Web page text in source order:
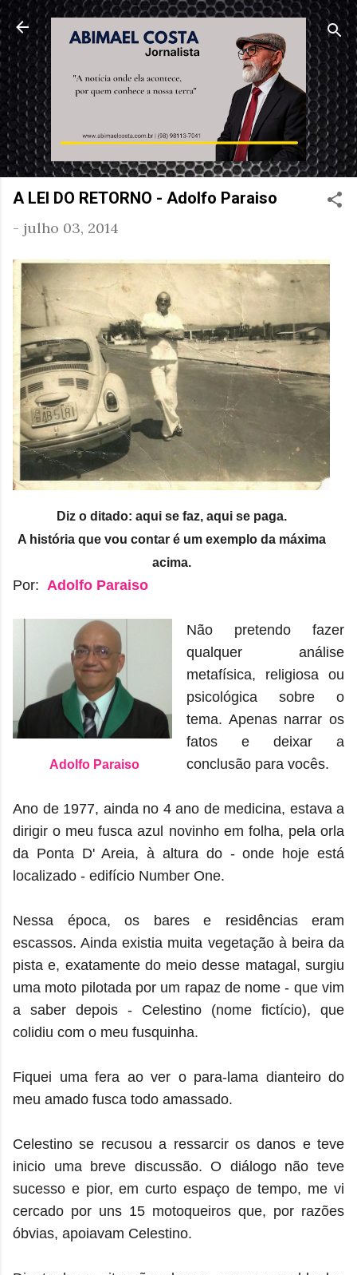
Pular para o conteúdo principal
A LEI DO RETORNO - Adolfo Paraiso
- julho 03, 2014
Diz o ditado: aqui se faz, aqui se paga.
A história que vou contar é um exemplo da máxima
acima.
Por: Adolfo Paraiso
Adolfo Paraiso
Não pretendo fazer
qualquer análise
metafísica, religiosa ou
psicológica sobre o
tema. Apenas narrar os
fatos e deixar a
conclusão para vocês.
Ano de 1977, ainda no 4 ano de medicina, estava a
dirigir o meu fusca azul novinho em folha, pela orla
da Ponta D' Areia, à altura do - onde hoje está
localizado - edifício Number One.
Nessa época, os bares e residências eram
escassos. Ainda existia muita vegetação à beira da
pista e, exatamente do meio desse matagal, surgiu
uma moto pilotada por um rapaz de nome - que vim
a saber depois - Celestino (nome fictício), que
colidiu com o meu fusquinha.
Fiquei uma fera ao ver o para-lama dianteiro do
meu amado fusca todo amassado.
Celestino se recusou a ressarcir os danos e teve
inicio uma breve discussão. O diálogo não teve
sucesso e pior, em curto espaço de tempo, me vi
cercado por uns 15 motoqueiros que, por razões
óbvias, apoiavam Celestino.